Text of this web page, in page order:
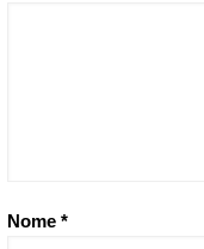
Nome *